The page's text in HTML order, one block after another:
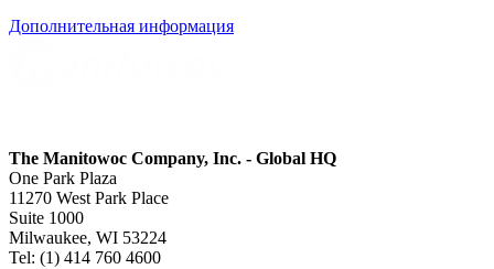
Дополнительная информация
The Manitowoc Company, Inc. - Global HQ
One Park Plaza
11270 West Park Place
Suite 1000
Milwaukee, WI 53224
Tel: (1) 414 760 4600